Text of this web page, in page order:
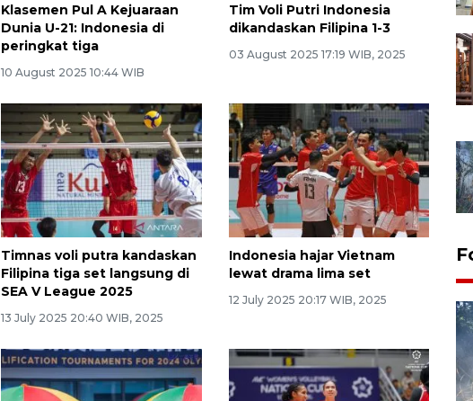
Klasemen Pul A Kejuaraan
Dunia U-21: Indonesia di
peringkat tiga
10 August 2025 10:44 WIB
Tim Voli Putri Indonesia
dikandaskan Filipina 1-3
03 August 2025 17:19 WIB, 2025
Timnas voli putra kandaskan
Filipina tiga set langsung di
SEA V League 2025
13 July 2025 20:40 WIB, 2025
Indonesia hajar Vietnam
lewat drama lima set
12 July 2025 20:17 WIB, 2025